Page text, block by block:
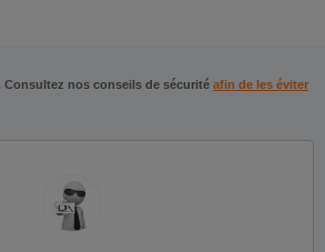
Consultez nos conseils de sécurité afin de les éviter